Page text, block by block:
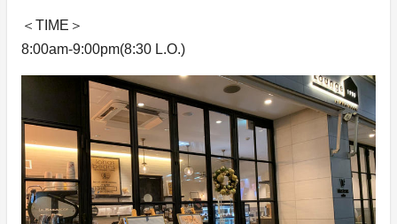
＜TIME＞
8:00am-9:00pm(8:30 L.O.)